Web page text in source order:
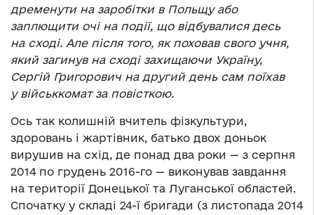
дременути на заробітки в Польщу або
заплющити очі на події, що відбувалися десь
на сході. Але після того, як поховав свого учня,
який загинув на сході захищаючи Україну,
Сергій Григорович на другий день сам поїхав
у військкомат за повісткою.
Ось так колишній вчитель фізкультури,
здоровань і жартівник, батько двох доньок
вирушив на схід, де понад два роки — з серпня
2014 по грудень 2016-го — виконував завдання
на території Донецької та Луганської областей.
Спочатку у складі 24-ї бригади (з листопада 2014